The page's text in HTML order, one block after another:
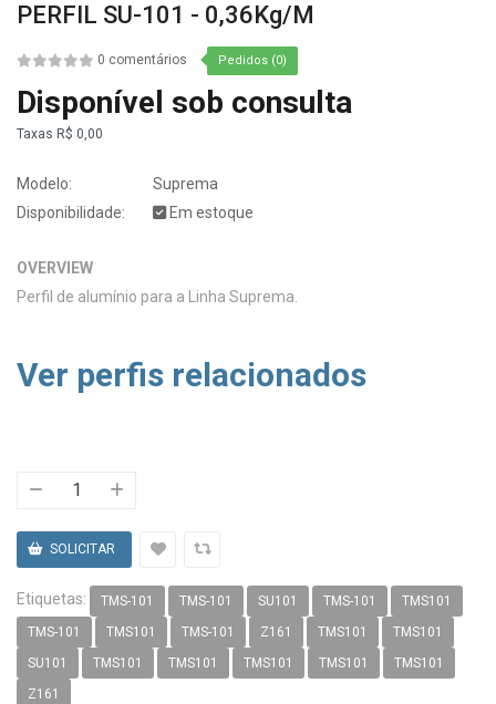
PERFIL SU-101 - 0,36Kg/m
0 comentários Pedidos (0)
Disponível sob consulta
Taxas R$ 0,00
Modelo:
Suprema
Disponibilidade:
Em estoque
OVERVIEW
Perfil de alumínio para a Linha Suprema.
Ver perfis relacionados
Etiquetas: TMS-101 TMS-101 SU101 TMS-101 TMS101
TMS-101 TMS101 TMS-101 Z161 TMS101 TMS101
SU101 TMS101 TMS101 TMS101 TMS101 TMS101
Z161